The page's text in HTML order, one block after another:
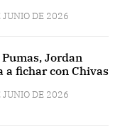
JUNIO DE 2026
Jordan
fichar con Chivas
JUNIO DE 2026